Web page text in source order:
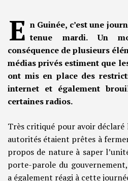
E n Guinée, c’est une
tenue mardi. Un
conséquence de plusieurs
médias privés estiment que
ont mis en place des
internet et également
certaines radios.
Très critiqué pour avoir déclaré
autorités étaient prêtes à
propos de nature à saper
porte-parole du
a également réagi à cette